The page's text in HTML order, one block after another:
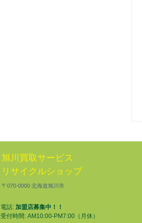
旭川買取サービス
リサイクルショップ
〒070-0000 北海道旭川市
電話: 加盟店募集中！！
受付時間: AM10:00-PM7:00（月休）